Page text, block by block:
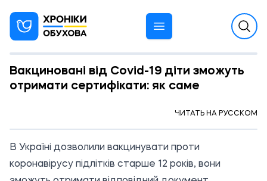
Вакциновані від Covid-19 діти зможуть
отримати сертифікати: як саме
ЧИТАТЬ НА РУССКОМ
В Україні дозволили вакцинувати проти
коронавірусу підлітків старше 12 років, вони